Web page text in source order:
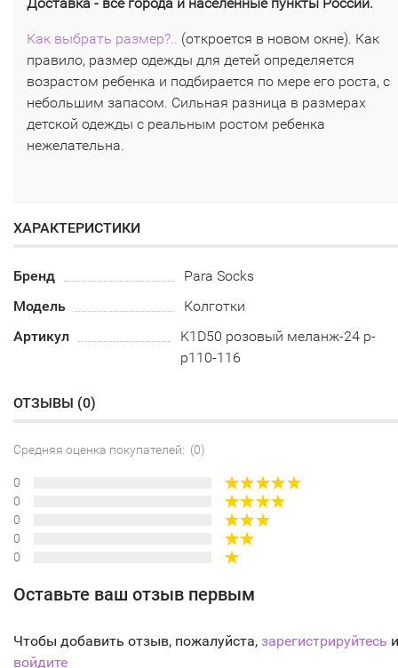
Доставка - все города и населенные пункты России.
Как выбрать размер?.. (откроется в новом окне). Как
правило, размер одежды для детей определяется
возрастом ребенка и подбирается по мере его роста, с
небольшим запасом. Сильная разница в размерах
детской одежды с реальным ростом ребенка
нежелательна.
ХАРАКТЕРИСТИКИ
Бренд
Para Socks
Модель
Колготки
Артикул
K1D50 розовый меланж-24 р-
р110-116
ОТЗЫВЫ (0)
Средняя оценка покупателей: (0)
0
0
0
0
0
Оставьте ваш отзыв первым
Чтобы добавить отзыв, пожалуйста, зарегистрируйтесь
войдите